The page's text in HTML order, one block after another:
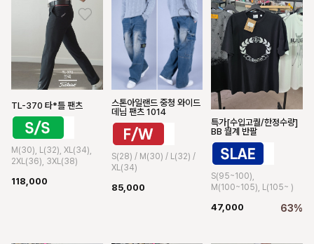
TL-370 타*틀 팬츠
M(30), L(32), XL(34),
2XL(36), 3XL(38)
118,000
스톤아일랜드 중청 와이드
데님 팬츠 1014
S(28) / M(30) / L(32) /
XL(34)
85,000
특가[수입고퀄/한정수량]
BB 월계 반팔
S(95~100),
M(100~105), L(105~ )
47,000 63%